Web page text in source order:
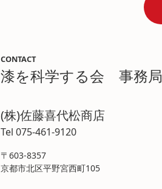
CONTACT
漆を科学する会 事務局
(株)佐藤喜代松商店
Tel 075-461-9120
〒603-8357
京都市北区平野宮西町105